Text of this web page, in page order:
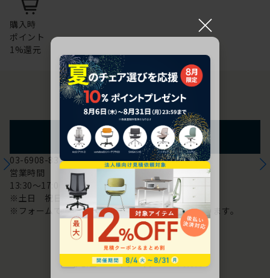
購入時
ポイント
1%還元
お問い合わせ
フォームからのお問い合わせ
03-6908-8370
営業時間
13:30～17:00
※土日 祝日は休み
※フォームでのお問い合わせは24時間対応しております。
配送・お問い合わせ営業日
×